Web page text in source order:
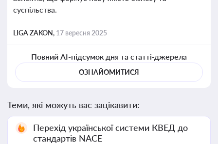
суспільства.
LIGA ZAKON, 17 вересня 2025
Повний AI-підсумок дня та статті-джерела
ОЗНАЙОМИТИСЯ
Теми, які можуть вас зацікавити:
Перехід української системи КВЕД до
стандартів NACE